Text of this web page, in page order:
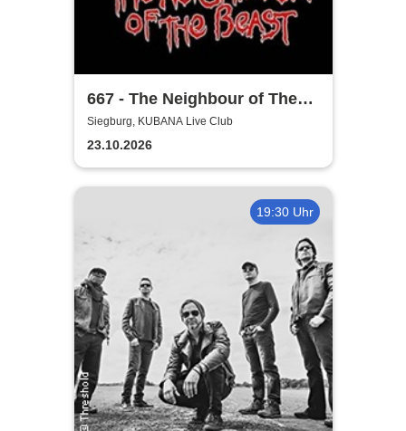
667 - The Neighbour of The
Beast
Siegburg, KUBANA Live Club
23.10.2026
19:30 Uhr